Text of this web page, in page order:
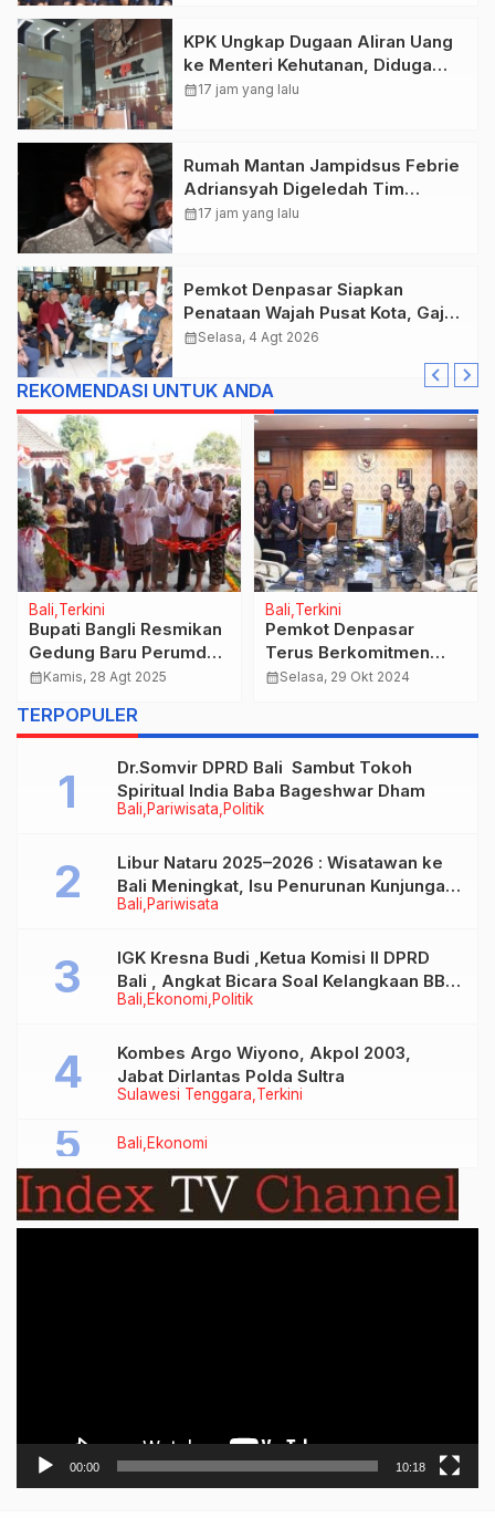
KPK Ungkap Dugaan Aliran Uang
ke Menteri Kehutanan, Diduga
Terkait Pelepasan Kawasan Hutan
calendar_month17 jam yang lalu
Rumah Mantan Jampidsus Febrie
Adriansyah Digeledah Tim
Penyidik Kejaksaan Agung,
calendar_month17 jam yang lalu
Pemkot Denpasar Siapkan
Penataan Wajah Pusat Kota, Gajah
Mada Jadi Salah Satu Kawasan
calendar_monthSelasa, 4 Agt 2026
REKOMENDASI UNTUK ANDA
Bali Terkini
Bupati Bangli Resmikan
Gedung Baru Perumda
Tirta Danu Arta
calendar_monthKamis, 28 Agt 2025
Bali Terkini
Pemkot Denpasar
Terus Berkomitmen
Wujudkan Zona
Korupsi dan Bersih
Melayani.
calendar_monthSelasa, 29 Okt 2024
TERPOPULER
Bali Pariwisata Politik
Dr.Somvir DPRD Bali Sambut Tokoh
Spiritual India Baba Bageshwar Dham
Bali Pariwisata
Libur Nataru 2025–2026 : Wisatawan ke
Bali Meningkat, Isu Penurunan Kunjungan
Tidak Benar
Bali Ekonomi Politik
IGK Kresna Budi ,Ketua Komisi II DPRD
Bali , Angkat Bicara Soal Kelangkaan BBM
Bersubsidi Jenis Solar
Sulawesi Tenggara Terkini
Kombes Argo Wiyono, Akpol 2003,
Jabat Dirlantas Polda Sultra
Bali Ekonomi
00:00 10:18